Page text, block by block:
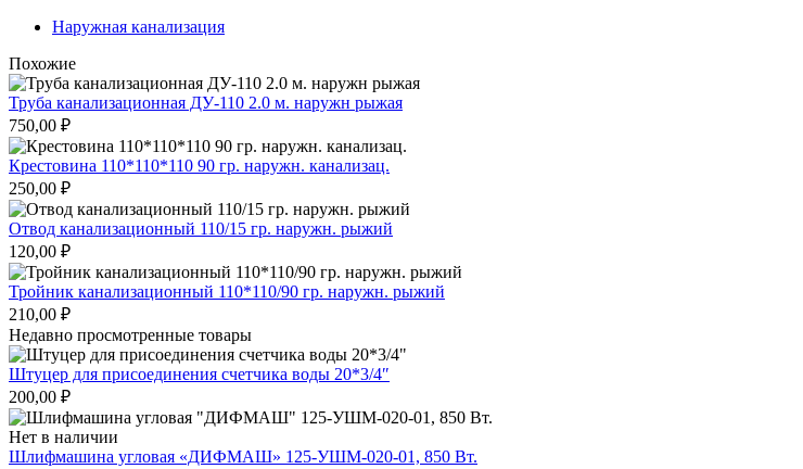
Наружная канализация
Похожие
Труба канализационная ДУ-110 2.0 м. наружн рыжая
750,00 ₽
Крестовина 110*110*110 90 гр. наружн. канализац.
250,00 ₽
Отвод канализационный 110/15 гр. наружн. рыжий
120,00 ₽
Тройник канализационный 110*110/90 гр. наружн. рыжий
210,00 ₽
Недавно просмотренные товары
Штуцер для присоединения счетчика воды 20*3/4″
200,00 ₽
Нет в наличии
Шлифмашина угловая «ДИФМАШ» 125-УШМ-020-01, 850 Вт.